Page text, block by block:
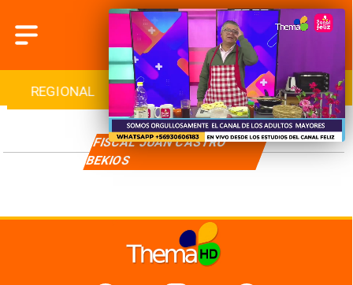
REGIONAL INTERNACIONAL DEPORTES
FISCAL JUAN CASTRO
BEKIOS